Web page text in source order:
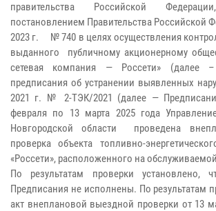
правительства Российской
постановлением Правительства Российской
2023 г. № 740 в целях осуществления
выданного публичному акционерному
сетевая компания — Россети» (далее
предписания об устранении выявленных
2021 г. № 2-ТЭК/2021 (далее —
февраля по 13 марта 2025 года
Новгородской области проведена
проверка объекта топливно-
«Россети», расположенного на
По результатам проверки установлено,
Предписания не исполнены. По результатам
акт внеплановой выездной проверки от 13